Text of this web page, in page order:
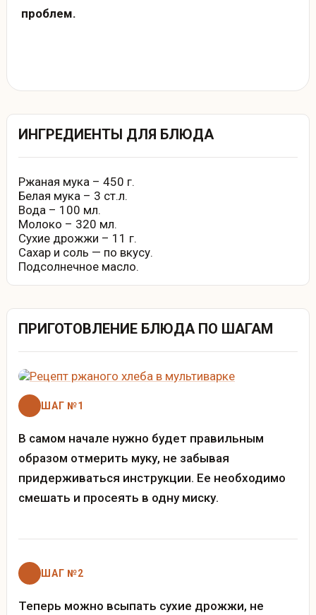
проблем.
ИНГРЕДИЕНТЫ ДЛЯ БЛЮДА
Ржаная мука – 450 г.
Белая мука – 3 ст.л.
Вода – 100 мл.
Молоко – 320 мл.
Сухие дрожжи – 11 г.
Сахар и соль — по вкусу.
Подсолнечное масло.
ПРИГОТОВЛЕНИЕ БЛЮДА ПО ШАГАМ
ШАГ №1
В самом начале нужно будет правильным
образом отмерить муку, не забывая
придерживаться инструкции. Ее необходимо
смешать и просеять в одну миску.
ШАГ №2
Теперь можно всыпать сухие дрожжи, не